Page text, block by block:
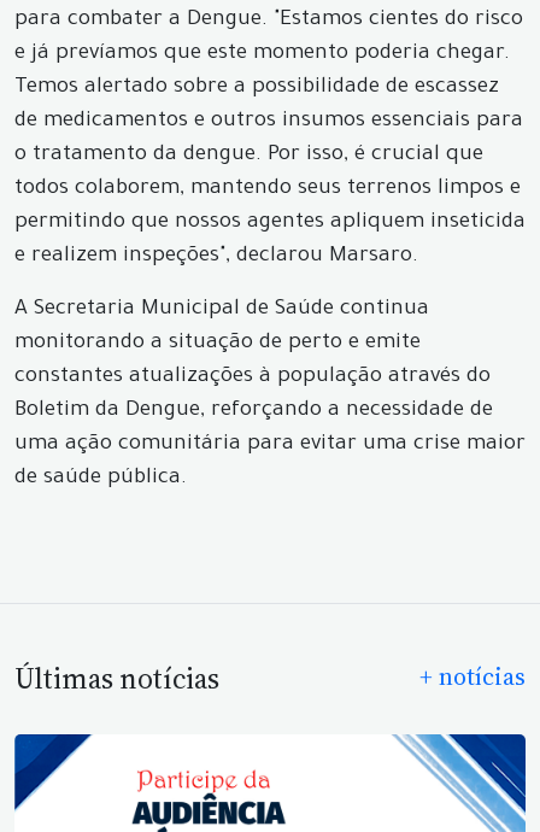
para combater a Dengue. "Estamos cientes do risco
e já prevíamos que este momento poderia chegar.
Temos alertado sobre a possibilidade de escassez
de medicamentos e outros insumos essenciais para
o tratamento da dengue. Por isso, é crucial que
todos colaborem, mantendo seus terrenos limpos e
permitindo que nossos agentes apliquem inseticida
e realizem inspeções", declarou Marsaro.
A Secretaria Municipal de Saúde continua
monitorando a situação de perto e emite
constantes atualizações à população através do
Boletim da Dengue, reforçando a necessidade de
uma ação comunitária para evitar uma crise maior
de saúde pública.
Últimas notícias + notícias